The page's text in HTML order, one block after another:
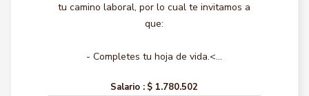
tu camino laboral, por lo cual te invitamos a
que:
- Completes tu hoja de vida.<...
Salario : $ 1.780.502